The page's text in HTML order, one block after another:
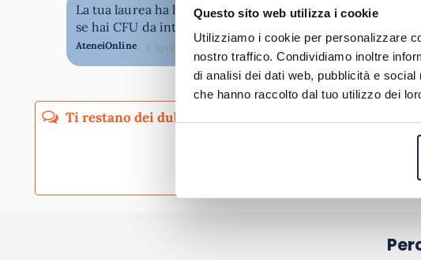
Questo sito web utilizza i cookie
Utilizziamo i cookie per personalizzare
nostro traffico. Condividiamo inoltre
di analisi dei dati web, pubblicità e
che hanno raccolto dal tuo utilizzo dei
La tua laurea ha l'accesso alla classe di concorso:
se hai CFU da integrare, compilando il
AteneiOnline 8 Aprile 2025
Pubblicando questo commento dai il consenso affinché un cookie salvi i tuoi dati (nome, email) per il